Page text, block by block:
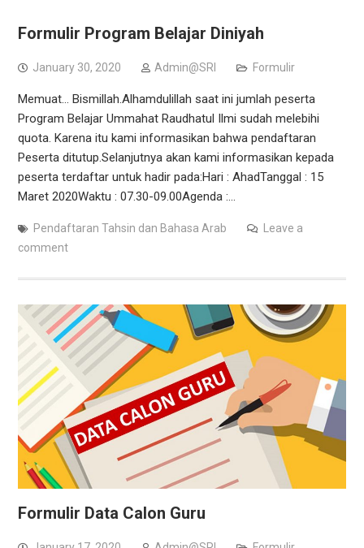
Formulir Program Belajar Diniyah
January 30, 2020 Admin@SRI Formulir
Memuat… Bismillah.Alhamdulillah saat ini jumlah peserta
Program Belajar Ummahat Raudhatul Ilmi sudah melebihi
quota. Karena itu kami informasikan bahwa pendaftaran
Peserta ditutup.Selanjutnya akan kami informasikan kepada
peserta terdaftar untuk hadir pada:Hari : AhadTanggal : 15
Maret 2020Waktu : 07.30-09.00Agenda :…
Pendaftaran Tahsin dan Bahasa Arab
Leave a
comment
Formulir Data Calon Guru